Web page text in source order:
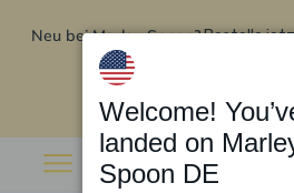
Neu bei Marley Spoon?Bestelle
Rabatt auf deine ersten
Welcome!
landed on
Spoon DE